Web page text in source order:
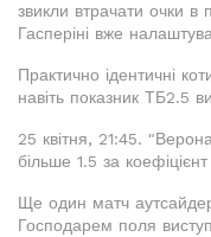
звикли втрачати очки в
Гасперіні вже
Практично ідентичні
навіть показник ТБ2.5
25 квітня, 21:45.
більше 1.5 за
Ще один матч
Господарем поля